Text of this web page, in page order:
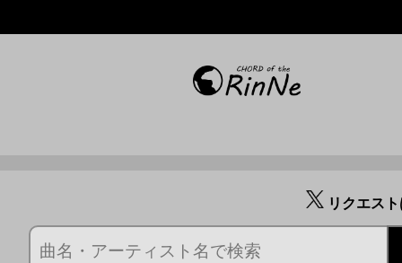
リクエス